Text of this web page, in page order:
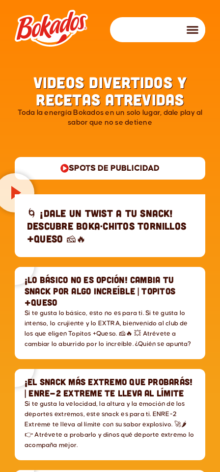
Videos divertidos y
recetas atrevidas
Toda la energía Bokados en un solo lugar, dale play al
sabor que no se detiene
SPOTS DE PUBLICIDAD
🌀 ¡Dale un twist a tu snack!
Descubre Boka·Chitos Tornillos
+Queso 🧀🔥
¡Lo básico no es opción! Cambia tu
snack por algo increíble | TOPITOS
+Queso
Si te gusta lo básico, esto no es para ti. Si te gusta lo
intenso, lo crujiente y lo EXTRA, bienvenido al club de
los que eligen Topitos +Queso. 🧀🔥 💥 Atrévete a
cambiar lo aburrido por lo increíble. ¿Quién se apunta?
¡El Snack Más Extremo Que Probarás!
| Enre-2 Extreme te lleva al límite
Si te gusta la velocidad, la altura y la emoción de los
deportes extremos, este snack es para ti. ENRE-2
Extreme te lleva al límite con su sabor explosivo. 🚀🌶
👉 Atrévete a probarlo y dinos qué deporte extremo lo
acompaña mejor.